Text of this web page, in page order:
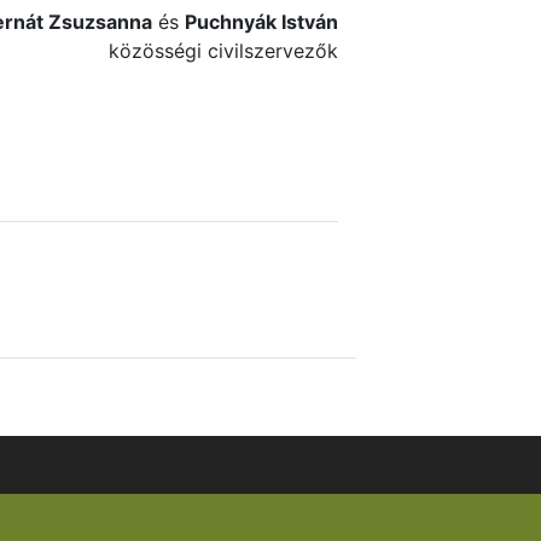
Zsuzsanna és Puchnyák István
közösségi civilszervezők